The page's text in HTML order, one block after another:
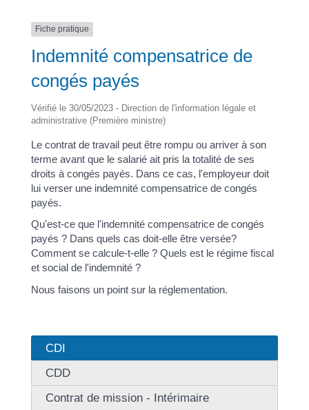
Fiche pratique
Indemnité compensatrice de
congés payés
Vérifié le 30/05/2023 - Direction de l'information légale et
administrative (Première ministre)
Le contrat de travail peut être rompu ou arriver à son
terme avant que le salarié ait pris la totalité de ses
droits à congés payés. Dans ce cas, l'employeur doit
lui verser une indemnité compensatrice de congés
payés.
Qu'est-ce que l'indemnité compensatrice de congés
payés ? Dans quels cas doit-elle être versée?
Comment se calcule-t-elle ? Quels est le régime fiscal
et social de l'indemnité ?
Nous faisons un point sur la réglementation.
CDI
CDD
Contrat de mission - Intérimaire